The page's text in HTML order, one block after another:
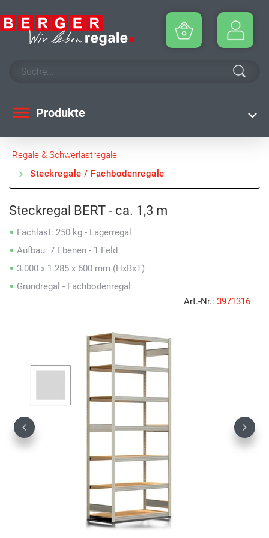
Produkte
Regale & Schwerlastregale
Steckregale / Fachbodenregale
Steckregal BERT - ca. 1,3 m
Fachlast: 250 kg - Lagerregal
Aufbau: 7 Ebenen - 1 Feld
3.000 x 1.285 x 600 mm (HxBxT)
Grundregal - Fachbodenregal
Art.-Nr.: 3971316
Previous Next